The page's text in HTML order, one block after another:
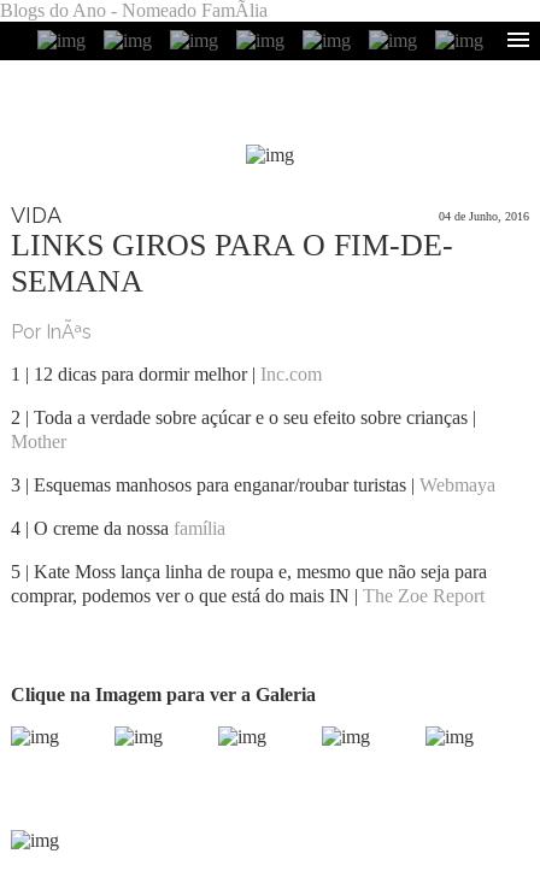
Blogs do Ano - Nomeado FamÃ­lia
VIDA 04 de Junho, 2016
LINKS GIROS PARA O FIM-DE-
SEMANA
Por InÃªs
1 | 12 dicas para dormir melhor | Inc.com
2 | Toda a verdade sobre açúcar e o seu efeito sobre crianças |
Mother
3 | Esquemas manhosos para enganar/roubar turistas | Webmaya
4 | O creme da nossa família
5 | Kate Moss lança linha de roupa e, mesmo que não seja para
comprar, podemos ver o que está do mais IN | The Zoe Report
Clique na Imagem para ver a Galeria